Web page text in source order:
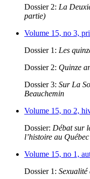
Dossier 2: La
partie)
Volume 15, no 3,
Dossier 1: Les
Dossier 2: Quinze
Dossier 3: Sur La
Beauchemin
Volume 15, no 2,
Dossier: Débat sur
l’histoire au Québec
Volume 15, no 1,
Dossier 1: